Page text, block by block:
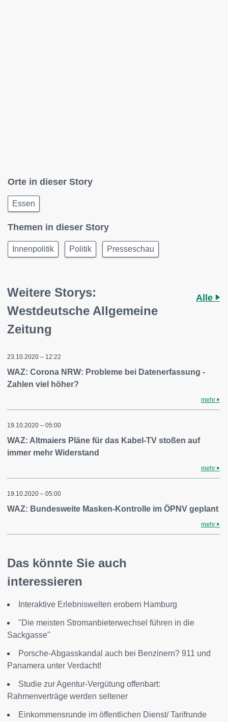
Orte in dieser Story
Essen
Themen in dieser Story
Innenpolitik Politik Presseschau
Weitere Storys:
Westdeutsche Allgemeine
Zeitung
Alle
23.10.2020 – 12:22
WAZ: Corona NRW: Probleme bei Datenerfassung -
Zahlen viel höher?
mehr
19.10.2020 – 05:00
WAZ: Altmaiers Pläne für das Kabel-TV stoßen auf
immer mehr Widerstand
mehr
19.10.2020 – 05:00
WAZ: Bundesweite Masken-Kontrolle im ÖPNV geplant
mehr
Das könnte Sie auch
interessieren
Interaktive Erlebniswelten erobern Hamburg
"Die meisten Stromanbieterwechsel führen in die
Sackgasse"
Porsche-Abgasskandal auch bei Benzinern? 911 und
Panamera unter Verdacht!
Studie zur Agentur-Vergütung offenbart:
Rahmenverträge werden seltener
Einkommensrunde im öffentlichen Dienst/ Tarifrunde